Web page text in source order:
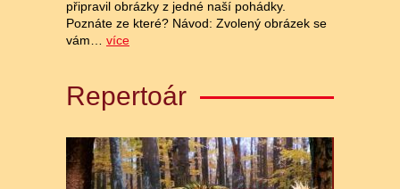
připravil obrázky z jedné naší pohádky.
Poznáte ze které? Návod: Zvolený obrázek se
vám… více
Repertoár